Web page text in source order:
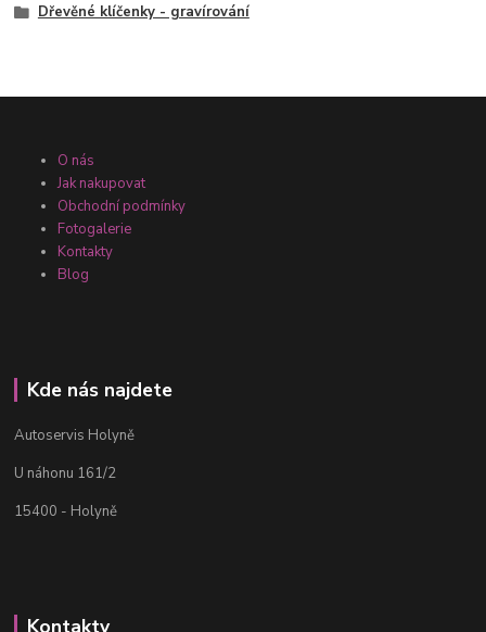
Dřevěné klíčenky - gravírování
O nás
Jak nakupovat
Obchodní podmínky
Fotogalerie
Kontakty
Blog
Kde nás najdete
Autoservis Holyně
U náhonu 161/2
15400 - Holyně